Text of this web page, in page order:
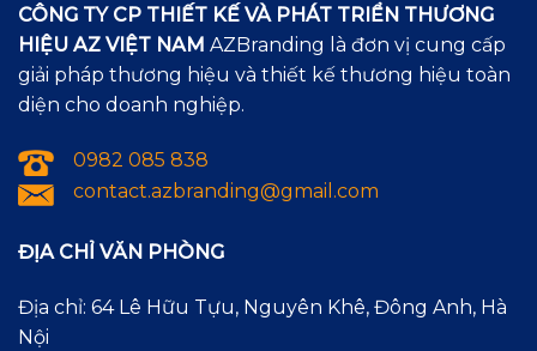
CÔNG TY CP THIẾT KẾ VÀ PHÁT TRIỂN THƯƠNG
HIỆU AZ VIỆT NAM AZBranding là đơn vị cung cấp
giải pháp thương hiệu và thiết kế thương hiệu toàn
diện cho doanh nghiệp.
0982 085 838
contact.azbranding@gmail.com
ĐỊA CHỈ VĂN PHÒNG
Địa chỉ: 64 Lê Hữu Tựu, Nguyên Khê, Đông Anh, Hà
Nội